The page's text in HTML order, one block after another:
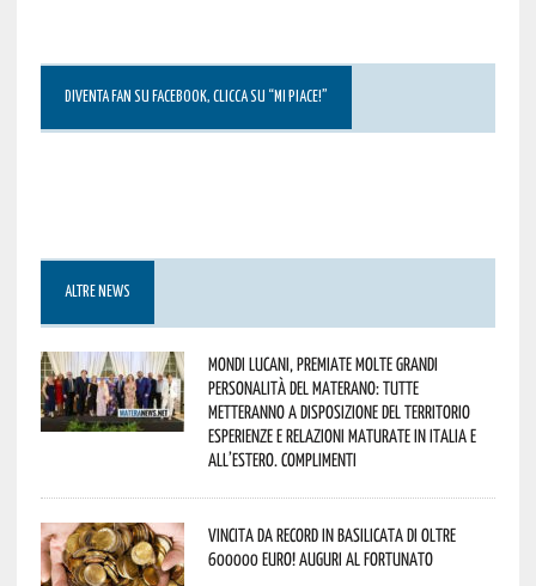
DIVENTA FAN SU FACEBOOK, CLICCA SU “MI PIACE!”
ALTRE NEWS
Mondi lucani, premiate molte grandi
personalità del materano: tutte
metteranno a disposizione del territorio
esperienze e relazioni maturate in Italia e
all’estero. Complimenti
Vincita da record in Basilicata di oltre
600000 euro! Auguri al fortunato